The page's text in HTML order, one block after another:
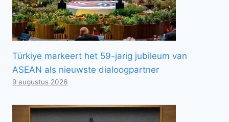
Türkiye markeert het 59-jarig jubileum van
ASEAN als nieuwste dialoogpartner
9 augustus 2026